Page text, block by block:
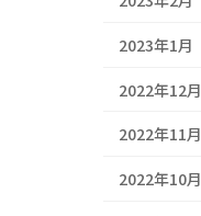
2023年1月
2022年12月
2022年11月
2022年10月